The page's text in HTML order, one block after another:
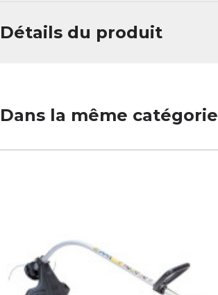
Détails du produit
Dans la même catégorie